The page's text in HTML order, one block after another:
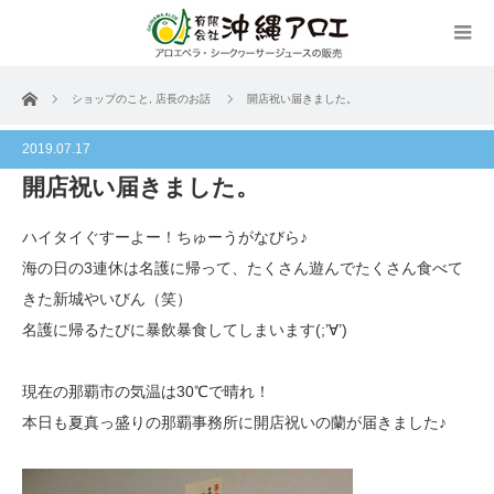
ホーム ショップのこと 店長のお話 開店祝い届きました。
2019.07.17
開店祝い届きました。
ハイタイぐすーよー！ちゅーうがなびら♪
海の日の3連休は名護に帰って、たくさん遊んでたくさん食べて
きた新城やいびん（笑）
名護に帰るたびに暴飲暴食してしまいます(;’∀’)
現在の那覇市の気温は30℃で晴れ！
本日も夏真っ盛りの那覇事務所に開店祝いの蘭が届きました♪